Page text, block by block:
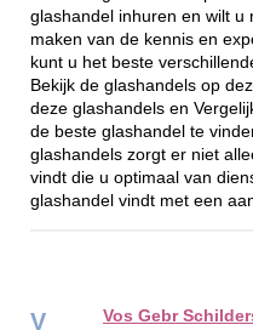
glashandel inhuren en wilt u
maken van de kennis en
kunt u het beste
Bekijk de glashandels op
deze glashandels en
de beste glashandel te
glashandels zorgt er niet
vindt die u optimaal van
glashandel vindt met een
V Vos Gebr